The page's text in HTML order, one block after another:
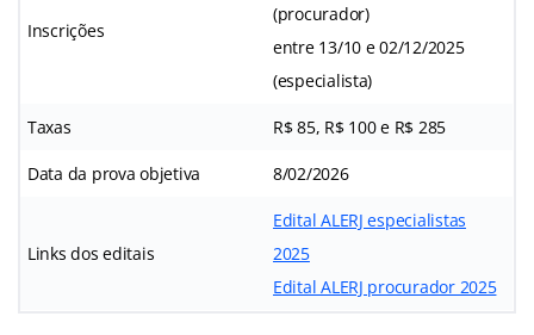
Inscrições
(procurador)
entre 13/10 e 02/12/2025
(especialista)
Taxas R$ 85, R$ 100 e R$ 285
Data da prova objetiva 8/02/2026
Links dos editais
Edital ALERJ especialistas
2025
Edital ALERJ procurador 2025